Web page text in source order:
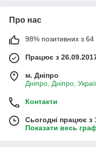
Про нас
98% позитивних з 64
Працює з
м. Дніпро
Дніпро, Дніпро,
Контакти
Сьогодні працює з
Показати весь